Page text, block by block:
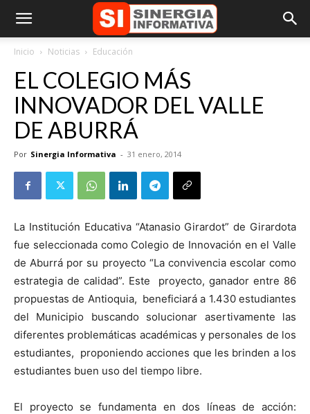
Inicio Noticias Educación
EL COLEGIO MÁS
INNOVADOR DEL VALLE
DE ABURRÁ
Por Sinergia Informativa - 31 enero, 2014
La Institución Educativa “Atanasio Girardot” de Girardota
fue seleccionada como Colegio de Innovación en el Valle
de Aburrá por su proyecto “La convivencia escolar como
estrategia de calidad”. Este proyecto, ganador entre 86
propuestas de Antioquia, beneficiará a 1.430 estudiantes
del Municipio buscando solucionar asertivamente las
diferentes problemáticas académicas y personales de los
estudiantes, proponiendo acciones que les brinden a los
estudiantes buen uso del tiempo libre.
El proyecto se fundamenta en dos líneas de acción: